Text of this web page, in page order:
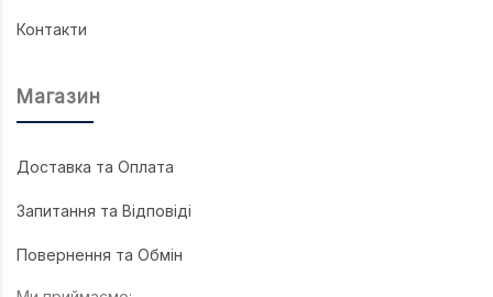
Контакти
Магазин
Доставка та Оплата
Запитання та Відповіді
Повернення та Обмін